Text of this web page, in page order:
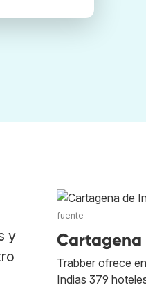
y
fuente
Cartagena
Trabber ofrece
Indias 379